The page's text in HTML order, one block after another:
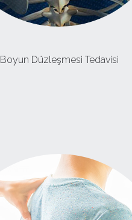
Boyun Düzleşmesi Tedavisi